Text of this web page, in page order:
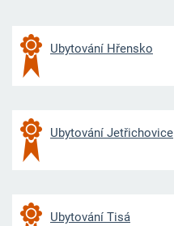
Ubytování Hřensko
Ubytování Jetřichovice
Ubytování Tisá